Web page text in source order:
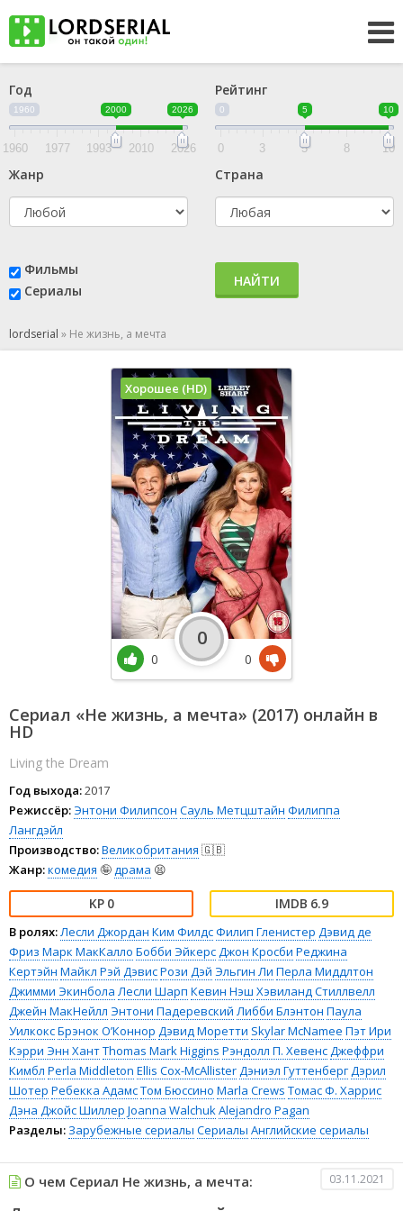
Год
1960 2000 2026
1960 1977 1993 2010 2026
Рейтинг
0 5 10
0 3 5 8 10
Жанр Страна
Фильмы
Сериалы
НАЙТИ
lordserial » Не жизнь, а мечта
Сериал «Не жизнь, а мечта» (2017) онлайн в
HD
Living the Dream
Год выхода:2017
Режиссёр:Энтони Филипсон Сауль Метцштайн Филиппа
Лангдэйл
Производство:Великобритания 🇬🇧
Жанр:комедия 🤪драма 😫
0 6.9
В ролях:Лесли Джордан Ким ФилдсФилип Гленистер Дэвид де
Фриз Марк МакКалло Бобби ЭйкерсДжон Кросби Реджина
Кертэйн Майкл Рэй ДэвисРози Дэй Эльгин Ли Перла Миддлтон
Джимми Экинбола Лесли Шарп Кевин Нэш Хэвиланд Стиллвелл
Джейн МакНейлл Энтони Падеревский Либби Блэнтон Паула
УилкоксБрэнок О’Коннор Дэвид Моретти Skylar McNamee Пэт Ири
Кэрри Энн ХантThomas Mark Higgins Рэндолл П. ХевенсДжеффри
Кимбл Perla Middleton Ellis Cox-McAllisterДэниэл ГуттенбергДэрил
Шотер Ребекка АдамсТом Бюссино Marla Crews Томас Ф. Харрис
Дэна Джойс Шиллер Joanna WalchukAlejandro Pagan
Разделы: Зарубежные сериалы Сериалы Английские сериалы
Хорошее (HD)
0
0
0
О чем Сериал Не жизнь, а мечта: 03.11.2021